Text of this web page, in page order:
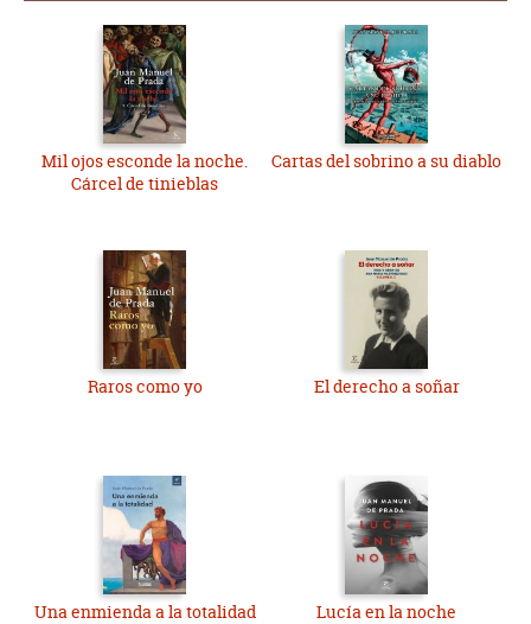
Mil ojos esconde la noche.
Cárcel de tinieblas
Cartas del sobrino a su diablo
Raros como yo El derecho a soñar
Una enmienda a la totalidad Lucía en la noche